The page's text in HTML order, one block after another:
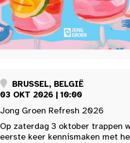
BRUSSEL, BELGIË
03 OKT 2026 | 10:00
Jong Groen Refresh 2026
Op zaterdag 3 oktober trappen
eerste keer kennismaken met